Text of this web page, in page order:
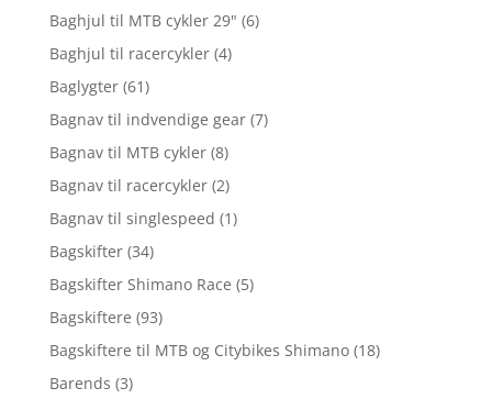
Baghjul til MTB cykler 29" (6)
Baghjul til racercykler (4)
Baglygter (61)
Bagnav til indvendige gear (7)
Bagnav til MTB cykler (8)
Bagnav til racercykler (2)
Bagnav til singlespeed (1)
Bagskifter (34)
Bagskifter Shimano Race (5)
Bagskiftere (93)
Bagskiftere til MTB og Citybikes Shimano (18)
Barends (3)